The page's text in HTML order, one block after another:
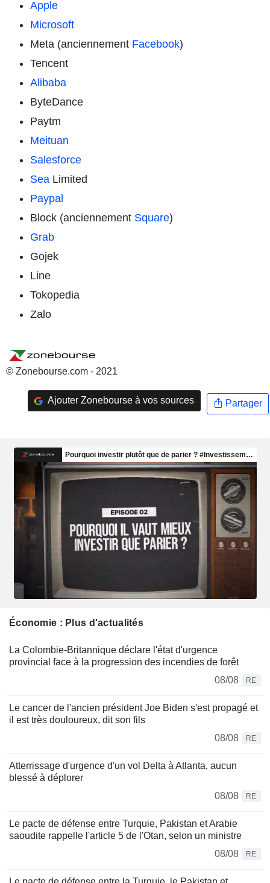
Apple
Microsoft
Meta (anciennement Facebook)
Tencent
Alibaba
ByteDance
Paytm
Meituan
Salesforce
Sea Limited
Paypal
Block (anciennement Square)
Grab
Gojek
Line
Tokopedia
Zalo
© Zonebourse.com - 2021
Ajouter Zonebourse à vos sources Partager
Économie : Plus d'actualités
La Colombie-Britannique déclare l'état d'urgence
provincial face à la progression des incendies de forêt
08/08
RE
Le cancer de l'ancien président Joe Biden s'est propagé et
il est très douloureux, dit son fils
08/08
RE
Atterrissage d'urgence d'un vol Delta à Atlanta, aucun
blessé à déplorer
08/08
RE
Le pacte de défense entre Turquie, Pakistan et Arabie
saoudite rappelle l'article 5 de l'Otan, selon un ministre
08/08
RE